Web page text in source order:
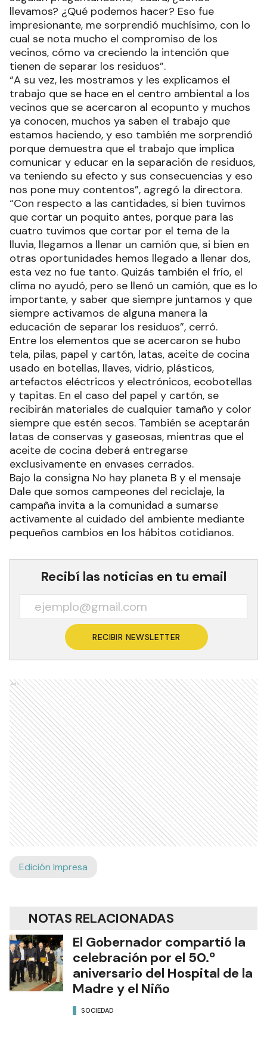
llevamos? ¿Qué podemos hacer? Eso fue
impresionante, me sorprendió muchísimo, con lo
cual se nota mucho el compromiso de los
vecinos, cómo va creciendo la intención que
tienen de separar los residuos”.
“A su vez, les mostramos y les explicamos el
trabajo que se hace en el centro ambiental a los
vecinos que se acercaron al ecopunto y muchos
ya conocen, muchos ya saben el trabajo que
estamos haciendo, y eso también me sorprendió
porque demuestra que el trabajo que implica
comunicar y educar en la separación de residuos,
va teniendo su efecto y sus consecuencias y eso
nos pone muy contentos”, agregó la directora.
“Con respecto a las cantidades, si bien tuvimos
que cortar un poquito antes, porque para las
cuatro tuvimos que cortar por el tema de la
lluvia, llegamos a llenar un camión que, si bien en
otras oportunidades hemos llegado a llenar dos,
esta vez no fue tanto. Quizás también el frío, el
clima no ayudó, pero se llenó un camión, que es lo
importante, y saber que siempre juntamos y que
siempre activamos de alguna manera la
educación de separar los residuos”, cerró.
Entre los elementos que se acercaron se hubo
tela, pilas, papel y cartón, latas, aceite de cocina
usado en botellas, llaves, vidrio, plásticos,
artefactos eléctricos y electrónicos, ecobotellas
y tapitas. En el caso del papel y cartón, se
recibirán materiales de cualquier tamaño y color
siempre que estén secos. También se aceptarán
latas de conservas y gaseosas, mientras que el
aceite de cocina deberá entregarse
exclusivamente en envases cerrados.
Bajo la consigna No hay planeta B y el mensaje
Dale que somos campeones del reciclaje, la
campaña invita a la comunidad a sumarse
activamente al cuidado del ambiente mediante
pequeños cambios en los hábitos cotidianos.
Recibí las noticias en tu email
RECIBIR NEWSLETTER
Ads
Edición Impresa
NOTAS RELACIONADAS
El Gobernador compartió la
celebración por el 50.º
aniversario del Hospital de la
Madre y el Niño
SOCIEDAD